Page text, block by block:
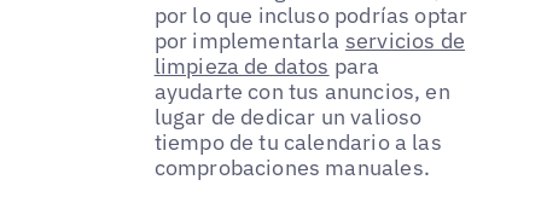
por lo que incluso podrías optar
por implementarla servicios de
limpieza de datos para
ayudarte con tus anuncios, en
lugar de dedicar un valioso
tiempo de tu calendario a las
comprobaciones manuales.